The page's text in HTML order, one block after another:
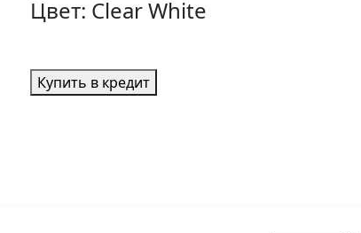
Цвет: Clear White
Купить в кредит